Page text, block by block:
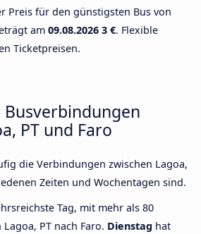
Preis für den günstigsten Bus von
am 09.08.2026 3 €. Flexible
Ticketpreisen.
PT und Faro
die Verbindungen zwischen Lagoa,
Zeiten und Wochentagen sind.
Tag, mit mehr als 80
PT nach Faro. Dienstag hat